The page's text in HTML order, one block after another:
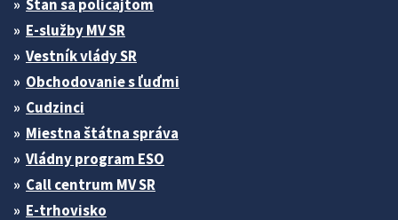
Stan sa policajtom
E-služby MV SR
Vestník vlády SR
Obchodovanie s ľuďmi
Cudzinci
Miestna štátna správa
Vládny program ESO
Call centrum MV SR
E-trhovisko